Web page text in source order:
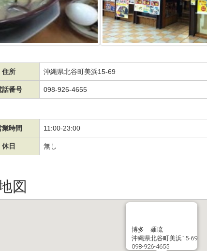
住所 沖縄県北谷町美浜15-69
話番号 098-926-4655
業時間 11:00-23:00
休日 無し
図
博多 麺琉
沖縄県北谷町美浜15-69
098-926-4655